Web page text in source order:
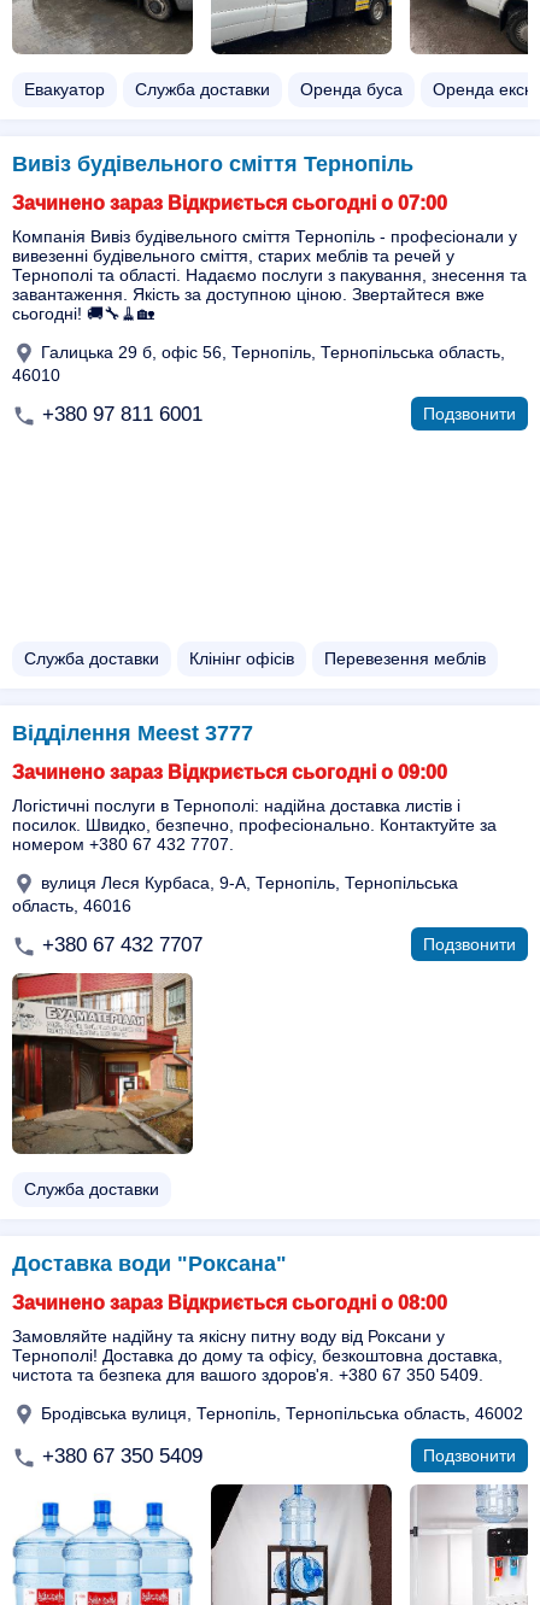
Евакуатор Служба доставки Оренда буса Оренда
Вивіз будівельного сміття Тернопіль
Зачинено зараз Відкриється сьогодні о 07:00
Компанія Вивіз будівельного сміття Тернопіль - професіонали у
вивезенні будівельного сміття, старих меблів та речей у
Тернополі та області. Надаємо послуги з пакування, знесення та
завантаження. Якість за доступною ціною. Звертайтеся вже
сьогодні! 🚚🔧🧹🏡
Галицька 29 б, офіс 56, Тернопіль, Тернопільська область,
46010
+380 97 811 6001 Подзвонити
Служба доставки Клінінг офісів Перевезення меблів
Вiддiлення Meest 3777
Зачинено зараз Відкриється сьогодні о 09:00
Логістичні послуги в Тернополі: надійна доставка листів і
посилок. Швидко, безпечно, професіонально. Контактуйте за
номером +380 67 432 7707.
вулиця Леся Курбаса, 9-А, Тернопіль, Тернопільська
область, 46016
+380 67 432 7707 Подзвонити
Служба доставки
Доставка води "Роксана"
Зачинено зараз Відкриється сьогодні о 08:00
Замовляйте надійну та якісну питну воду від Роксани у
Тернополі! Доставка до дому та офісу, безкоштовна доставка,
чистота та безпека для вашого здоров'я. +380 67 350 5409.
Бродівська вулиця, Тернопіль, Тернопільська область, 46002
+380 67 350 5409 Подзвонити